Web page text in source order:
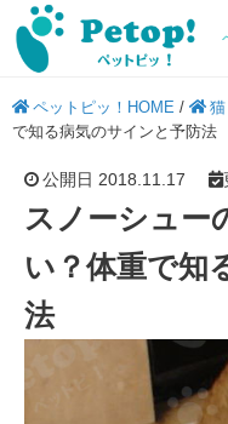
ペットピッ！HOME / 猫
で知る病気のサインと予防法
公開日 2018.11.17
スノーシュー
い？体重で知
法